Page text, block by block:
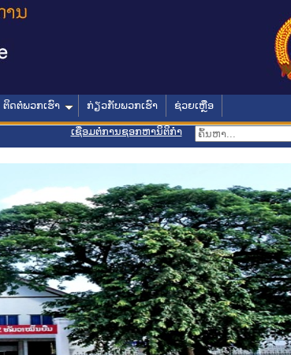
ຕິດຕໍ່ພວກເຮົາ ກ່ຽວກັບພວກເຮົາ ຊ່ວຍເຫຼືອ
ເຊື່ອມຕໍ່ການຊອກຫານິຕິກຳ